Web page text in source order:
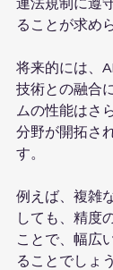
連法規制に遵
ることが求め
将来的には、
技術との融合
ムの性能はさ
分野が開拓さ
す。
例えば、複雑
しても、精度
ことで、幅広
ることでしょう